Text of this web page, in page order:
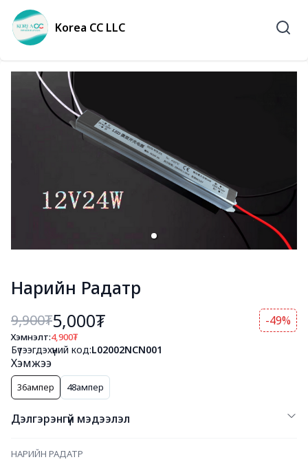
Korea CC LLC
Нарийн Радатр
9,900₮5,000₮ -49%
Хэмнэлт:4,900₮
Бүтээгдэхүүний код:L02002NCN001
Хэмжээ
36ампер 48ампер
Дэлгэрэнгүй мэдээлэл
НАРИЙН РАДАТР